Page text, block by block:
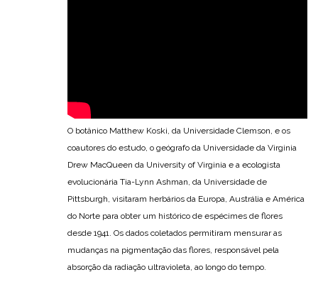
O botânico Matthew Koski, da Universidade Clemson, e os
coautores do estudo, o geógrafo da Universidade da Virginia
Drew MacQueen da University of Virginia e a ecologista
evolucionária Tia-Lynn Ashman, da Universidade de
Pittsburgh, visitaram herbários da Europa, Austrália e América
do Norte para obter um histórico de espécimes de flores
desde 1941. Os dados coletados permitiram mensurar as
mudanças na pigmentação das flores, responsável pela
absorção da radiação ultravioleta, ao longo do tempo.